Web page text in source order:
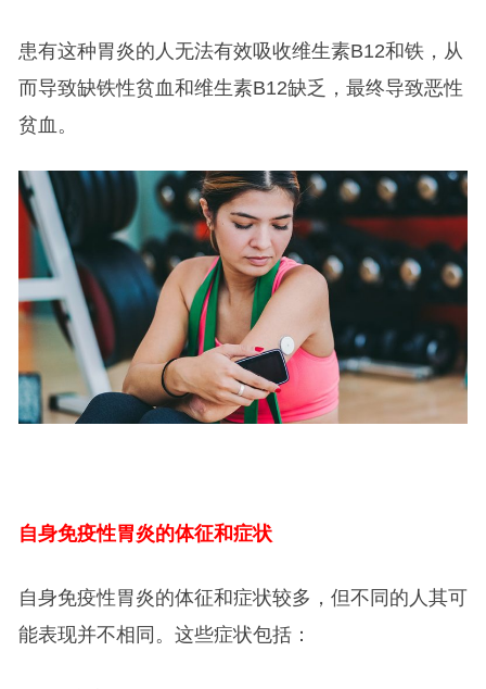
患有这种胃炎的人无法有效吸收维生素B12和铁，从
而导致缺铁性贫血和维生素B12缺乏，最终导致恶性
贫血。
自身免疫性胃炎的体征和症状
自身免疫性胃炎的体征和症状较多，但不同的人其可
能表现并不相同。这些症状包括：